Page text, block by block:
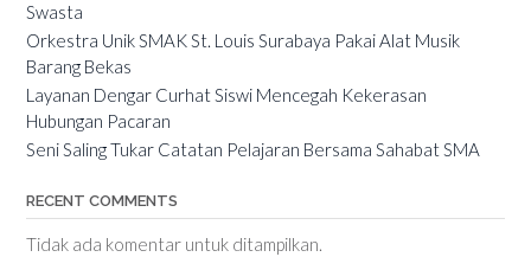
Swasta
Orkestra Unik SMAK St. Louis Surabaya Pakai Alat Musik
Barang Bekas
Layanan Dengar Curhat Siswi Mencegah Kekerasan
Hubungan Pacaran
Seni Saling Tukar Catatan Pelajaran Bersama Sahabat SMA
RECENT COMMENTS
Tidak ada komentar untuk ditampilkan.